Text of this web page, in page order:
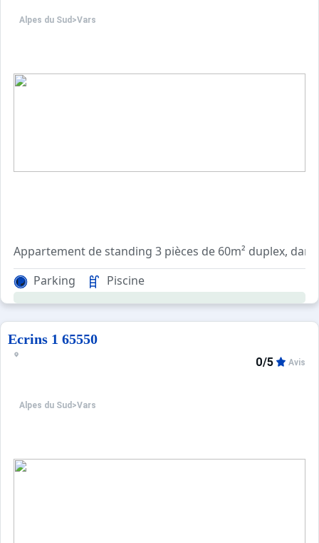
Alpes du Sud >Vars
Appartement de standing 3 pièces de 60m² duplex,
Prestations en sus sur commande : location linge de lit
Tarifs préférentiels : cours de ski, matériel de ski,
Parking Piscine
Ecrins 1 65550
Alpes du Sud >Vars
0/5 Avis